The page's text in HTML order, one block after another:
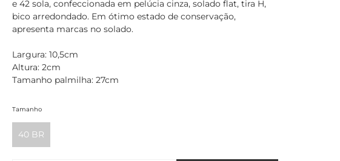
e 42 sola, confeccionada em pelúcia cinza, solado flat, tira H,
bico arredondado. Em ótimo estado de conservação,
apresenta marcas no solado.
Largura: 10,5cm
Altura: 2cm
Tamanho palmilha: 27cm
Tamanho
40 BR